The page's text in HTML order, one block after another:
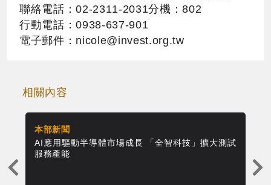
聯絡電話：02-2311-2031分機：802
行動電話：0938-637-901
電子郵件： nicole@invest.org.tw
相關內容
上
本部新聞
AI應用驅動半導體市場成長 「全智科技」擴大測試
服務產能